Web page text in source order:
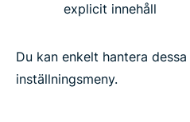
explicit innehåll
Du kan enkelt hantera
inställningsmeny.